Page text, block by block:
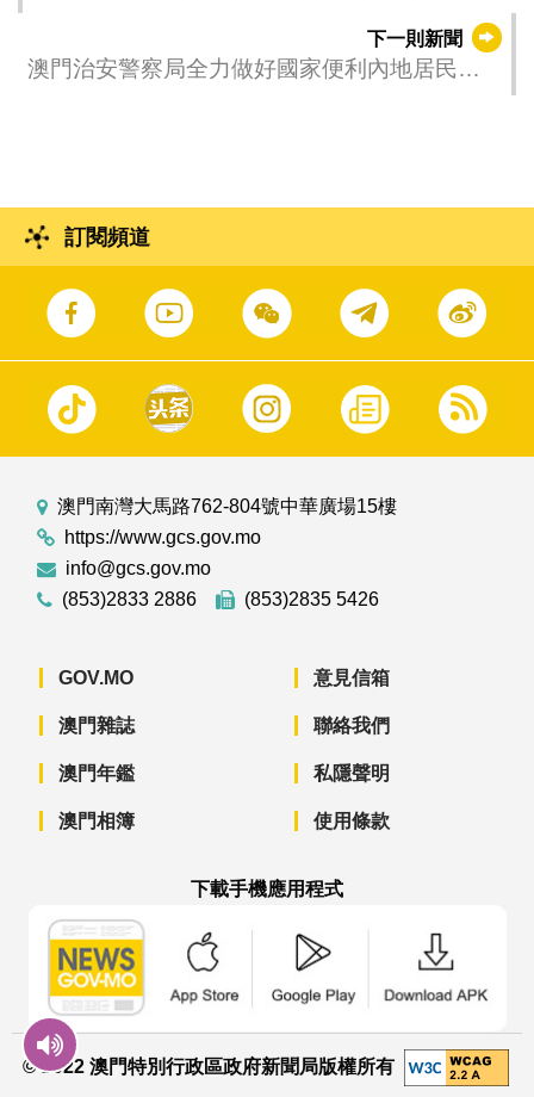
下一則新聞
澳門治安警察局全力做好國家便利內地居民赴
訂閱頻道
澳門南灣大馬路762-804號中華廣場15樓
https://www.gcs.gov.mo
info@gcs.gov.mo
(853)2833 2886
(853)2835 5426
GOV.MO
澳門雜誌
澳門年鑑
澳門相簿
意見信箱
聯絡我們
私隱聲明
使用條款
下載手機應用程式
© 2022 澳門特別行政區政府新聞局版權所有